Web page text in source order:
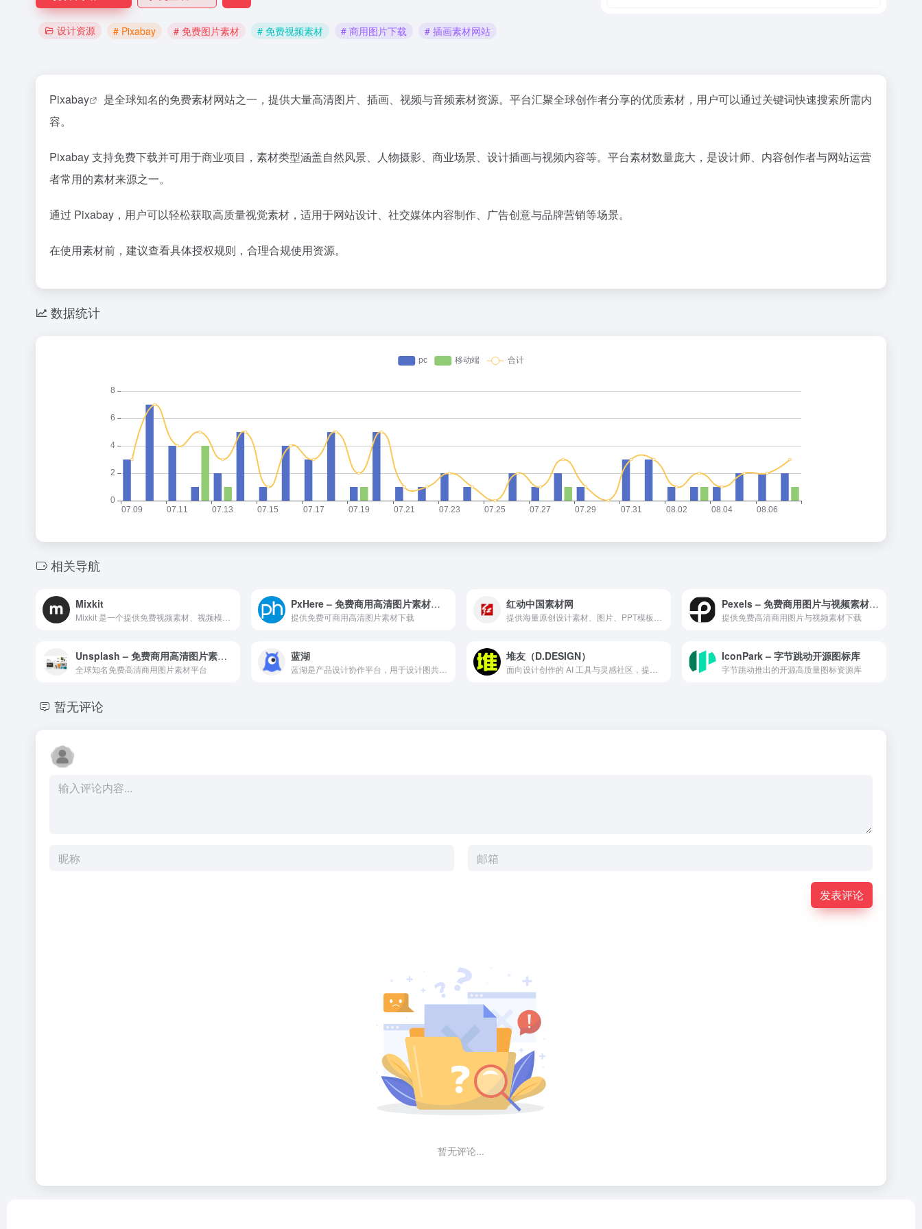
设计资源 # Pixabay # 免费图片素材 # 免费视频素材 # 商用图片下载 # 插画素材网站
Pixabay
是全球知名的免费素材网站之一，提供大量高清图片、插画、视频与音频素材资源。平台汇聚全球创作者分享的优质素材，用户可以通过关键词快速搜索所需内
容。
Pixabay 支持免费下载并可用于商业项目，素材类型涵盖自然风景、人物摄影、商业场景、设计插画与视频内容等。平台素材数量庞大，是设计师、内容创作者与网站运营
者常用的素材来源之一。
通过 Pixabay，用户可以轻松获取高质量视觉素材，适用于网站设计、社交媒体内容制作、广告创意与品牌营销等场景。
在使用素材前，建议查看具体授权规则，合理合规使用资源。
数据统计
相关导航
Mixkit PxHere – 免费商用高清图片素材平台
提供免费可商用高清图片素材下载
红动中国素材网 Pexels – 免费商用图片与视频素材平台
提供免费高清商用图片与视频素材下载
Unsplash – 免费商用高清图片素材下载平台
全球知名免费高清商用图片素材平台
蓝湖 堆友（D.DESIGN） IconPark – 字节跳动开源图标库
字节跳动推出的开源高质量图标资源库
暂无评论
发表评论
暂无评论...